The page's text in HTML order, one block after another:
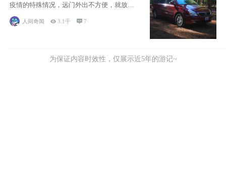
疫情的特殊情况，远门外出不方便，就放弃
了去美国
人间奇闻 3.1千 7
为保证内容时效性，仅展示近5年的游记~